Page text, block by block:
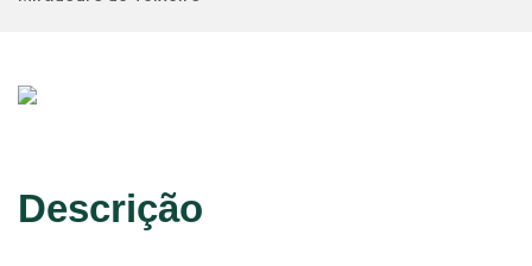
Descrição